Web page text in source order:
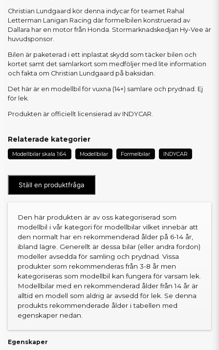
Christian Lundgaard kör denna indycar för teamet Rahal
Letterman Lanigan Racing där formelbilen konstruerad av
Dallara har en motor från Honda. Stormarknadskedjan Hy-Vee är
huvudsponsor.
Bilen är paketerad i ett inplastat skydd som täcker bilen och
kortet samt det samlarkort som medföljer med lite information
och fakta om Christian Lundgaard på baksidan.
Det här är en modellbil för vuxna (14+) samlare och prydnad. Ej
för lek.
Produkten är officiellt licensierad av INDYCAR.
Relaterade kategorier
Modellbilar skala 1:64 Modellbilar Formelbilar INDYCAR
Ställ en produktfråga
Den här produkten är av oss kategoriserad som
modellbil i vår kategori för modellbilar vilket innebär att
den normalt har en rekommenderad ålder på 6-14 år,
ibland lägre. Generellt är dessa bilar (eller andra fordon)
modeller avsedda för samling och prydnad. Vissa
produkter som rekommenderas från 3-8 år men
kategoriseras som modellbil kan fungera för varsam lek.
Modellbilar med en rekommenderad ålder från 14 år är
alltid en modell som aldrig är avsedd för lek. Se denna
produkts rekommenderade ålder i tabellen med
egenskaper nedan.
Egenskaper